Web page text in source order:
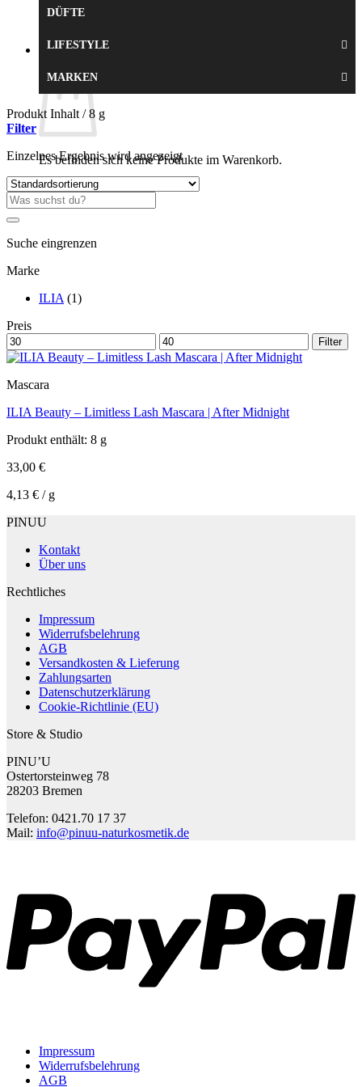
Es befinden sich keine Produkte im Warenkorb.
Zurück zum Shop
DÜFTE
LIFESTYLE
MARKEN
Produkt Inhalt /8 g
Filter
Einzelnes Ergebnis wird angezeigt
Suche
nach:
Suche eingrenzen
Marke
ILIA (1)
Preis
Min.
Preis
Max.
Preis
Filter
Mascara
ILIA Beauty – Limitless Lash Mascara | After Midnight
Produkt enthält: 8 g
33,00 €
4,13 € / g
PINUU
Kontakt
Über uns
Rechtliches
Impressum
Widerrufsbelehrung
AGB
Versandkosten & Lieferung
Zahlungsarten
Datenschutzerklärung
Cookie-Richtlinie (EU)
Store & Studio
PINU’U
Ostertorsteinweg 78
28203 Bremen
Telefon: 0421.70 17 37
Mail: info@pinuu-naturkosmetik.de
Impressum
Widerrufsbelehrung
AGB